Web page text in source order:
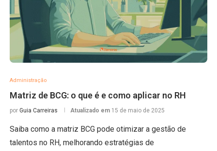
Administração
Matriz de BCG: o que é e como aplicar no RH
por Guia Carreiras Atualizado em 15 de maio de 2025
Saiba como a matriz BCG pode otimizar a gestão de
talentos no RH, melhorando estratégias de